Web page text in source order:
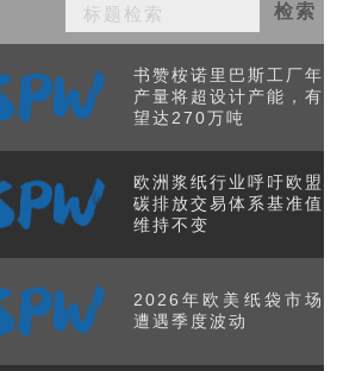
检索
书赞桉诺里巴斯工厂年
产量将超设计产能，有
望达270万吨
欧洲浆纸行业呼吁欧盟
碳排放交易体系基准值
维持不变
2026年欧美纸袋市场
遭遇季度波动